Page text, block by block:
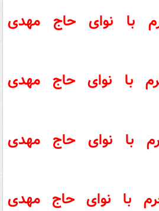
با نوایحاج مهدی
با نوایحاج مهدی
با نوای حاج مهدی
با نوایحاج مهدی